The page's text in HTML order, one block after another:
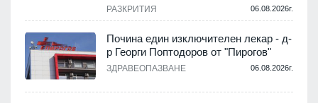
РАЗКРИТИЯ 06.08.2026г.
Почина един изключителен лекар - д-
р Георги Поптодоров от "Пирогов"
ЗДРАВЕОПАЗВАНЕ 06.08.2026г.